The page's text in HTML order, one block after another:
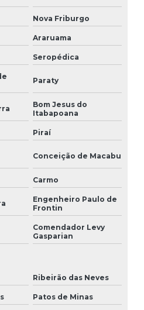
complementares
complementares em bim
de engenharia
de obras
obra
obra
construção civil
civil
de obra
Nova Friburgo
Araruama
Seropédica
Paraty
Bom Jesus do
Itabapoana
Piraí
Conceição de Macabu
Carmo
Engenheiro Paulo de
Frontin
Comendador Levy
Gasparian
Ribeirão das Neves
Patos de Minas